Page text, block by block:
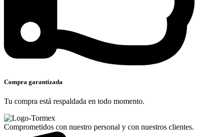
Compra garantizada
Tu compra está respaldada en todo momento.
Comprometidos con nuestro personal y con nuestros clientes.